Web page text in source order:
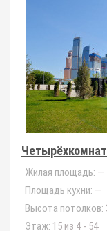
Жилая площадь: —
Площадь кухни: —
Высота потолков:
Этаж: 15 из 4 - 54